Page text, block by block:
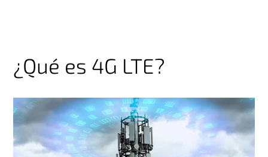
¿Qué es 4G LTE?